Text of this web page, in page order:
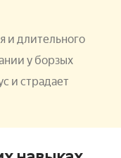
и длительного
у борзых
и страдает